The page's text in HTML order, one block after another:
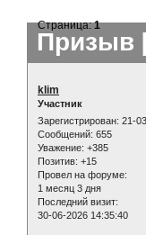
Призыв
Страница:1
klim
Участник
Зарегистрирован: 21-
Сообщений: 655
Уважение: +385
Позитив: +15
Провел на форуме:
1 месяц 3 дня
Последний визит:
30-06-2026 14:35:40